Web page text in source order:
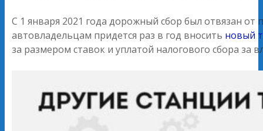
С 1 января 2021 года дорожный сбор был отвязан
автовладельцам придется раз в год вносить новый
за размером ставок и уплатой налогового сбора за